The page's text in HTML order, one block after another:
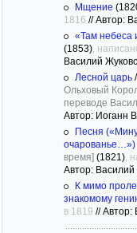
Мщение
1816 //Автор:
«Там небеса
(1853) ,
Василий
Лесной царь /
Ольховый
переводе
Автор: Иоганн
Песня
очарованье…»)
время] (1821) ,
Автор: Василий
К мимо
знакомому
в 1819 //Автор: